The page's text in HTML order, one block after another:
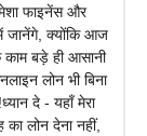
फाइनेंस और
जानेंगे, क्योंकि आज
बड़े ही आसानी
लोन भी बिना
दे - यहाँ मेरा
का लोन देना नहीं,